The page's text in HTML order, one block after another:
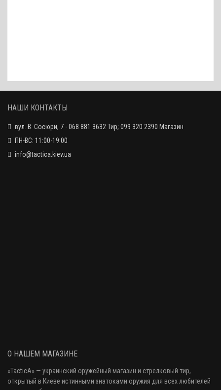
Адаптер Dewey .22 (переходник для шомпола)
Адаптер Dewey для шомпола кал .30. 12/28 F - 8/32 F. Алюминий
НАШИ КОНТАКТЫ
вул. В. Сосюри, 7 - 068 881 3632 Тир; 099 320 2390 Магазин
ПН-ВС: 11:00-19:00
info@tactica.kiev.ua
О НАШЕМ МАГАЗИНЕ
«TacticA» — украинский оружейный магазин и стрелковый тир,
открытый в Киеве истинными знатоками оружия для всех любителей